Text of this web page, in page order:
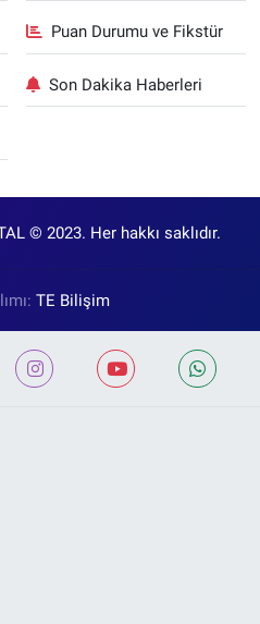
Puan Durumu ve Fikstür
Son Dakika Haberleri
© 2023. Her hakkı saklıdır.
TE Bilişim